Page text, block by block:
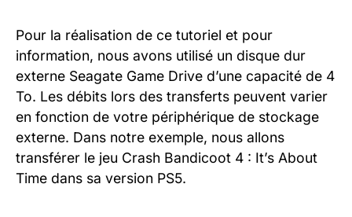
Pour la réalisation de ce tutoriel et pour
information, nous avons utilisé un disque dur
externe Seagate Game Drive d’une capacité de 4
To. Les débits lors des transferts peuvent varier
en fonction de votre périphérique de stockage
externe. Dans notre exemple, nous allons
transférer le jeu Crash Bandicoot 4 : It’s About
Time dans sa version PS5.